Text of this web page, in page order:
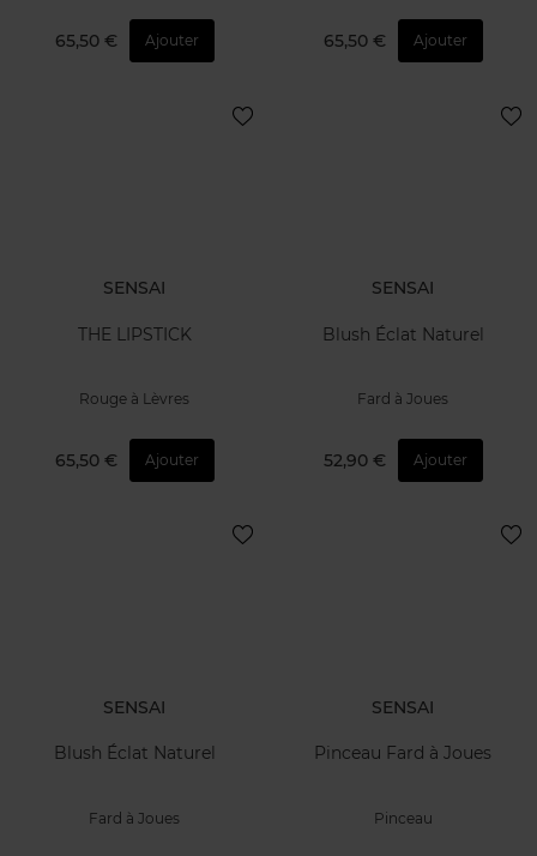
65,50 € Ajouter 65,50 € Ajouter
SENSAI
THE LIPSTICK
Rouge à Lèvres
65,50 € Ajouter
SENSAI
Blush Éclat Naturel
Fard à Joues
52,90 € Ajouter
SENSAI
Blush Éclat Naturel
Fard à Joues
SENSAI
Pinceau Fard à Joues
Pinceau